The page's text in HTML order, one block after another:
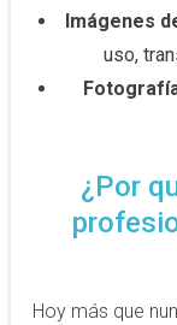
Imágenes
uso,
¿Por
Hoy más que